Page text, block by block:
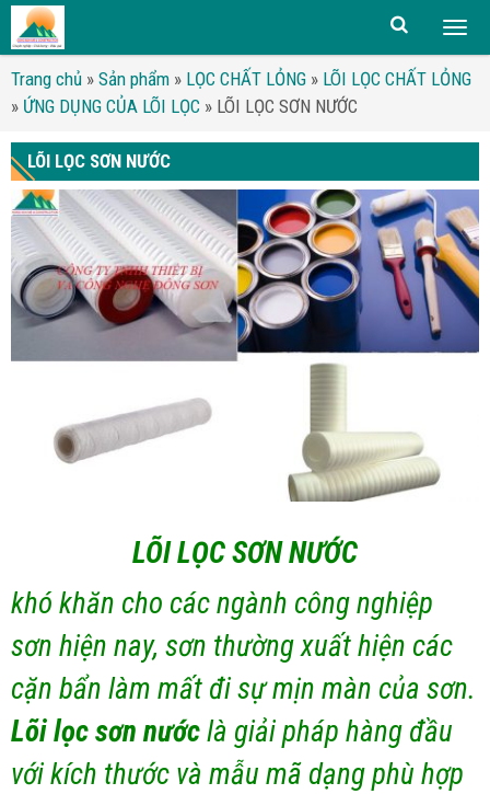
Trang chủ » Sản phẩm » LỌC CHẤT LỎNG » LÕI LỌC CHẤT LỎNG
» ỨNG DỤNG CỦA LÕI LỌC » LÕI LỌC SƠN NƯỚC
LÕI LỌC SƠN NƯỚC
LÕI LỌC SƠN NƯỚC
khó khăn cho các ngành công nghiệp
sơn hiện nay, sơn thường xuất hiện các
cặn bẩn làm mất đi sự mịn màn của sơn.
Lõi lọc sơn nướclà giải pháp hàng đầu
với kích thước và mẫu mã dạng phù hợp